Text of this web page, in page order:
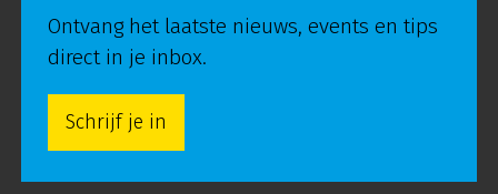
Ontvang het laatste nieuws, events en tips
direct in je inbox.
Schrijf je in